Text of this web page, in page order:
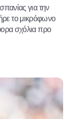
για την
το μικρόφωνο
σχόλια προ